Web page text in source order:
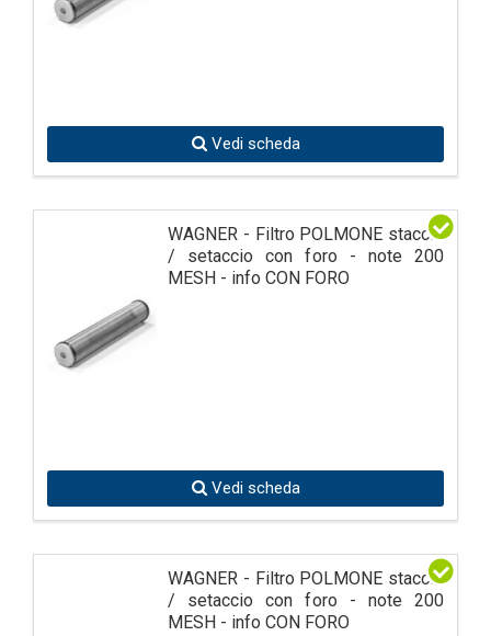
Vedi scheda
WAGNER - Filtro POLMONE staccio
/ setaccio con foro - note 200
MESH - info CON FORO
Vedi scheda
WAGNER - Filtro POLMONE staccio
/ setaccio con foro - note 200
MESH - info CON FORO